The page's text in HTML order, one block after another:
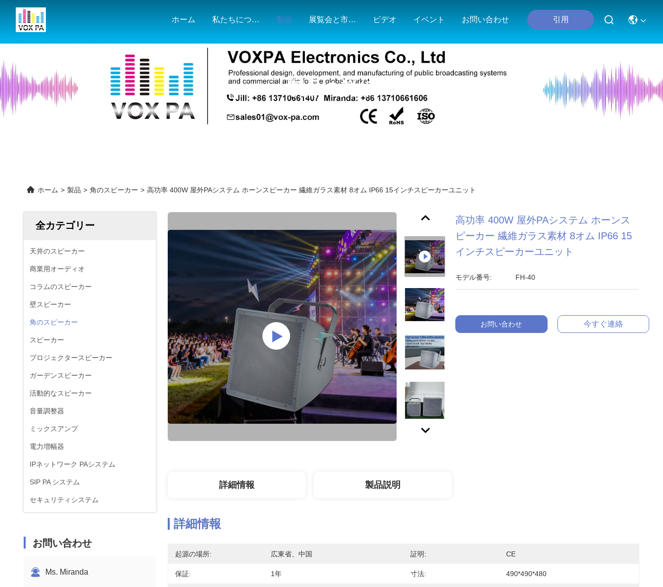
ホーム 私たちについて 製品 展覧会と市場地図 ビデオ イベント お問い合わせ 引用
製品の詳細
ホーム > 製品 > 角のスピーカー > 高功率 400W 屋外PAシステム ホーンスピーカー 繊維ガラス素材 8オム IP66 15インチスピーカーユニット
全カテゴリー
天井のスピーカー
商業用オーディオ
コラムのスピーカー
壁スピーカー
角のスピーカー
スピーカー
プロジェクタースピーカー
ガーデンスピーカー
活動的なスピーカー
音量調整器
ミックスアンプ
電力増幅器
IPネットワーク PAシステム
SIP PA システム
セキュリティシステム
お問い合わせ
Ms. Miranda
高功率 400W 屋外PAシステム ホーンス
ピーカー 繊維ガラス素材 8オム IP66 15
インチスピーカーユニット
モデル番号: FH-40
お問い合わせ 今すぐ連絡
詳細情報 製品説明
詳細情報
起源の場所: 広東省、中国 証明: CE
保証: 1年 寸法: 490*490*480